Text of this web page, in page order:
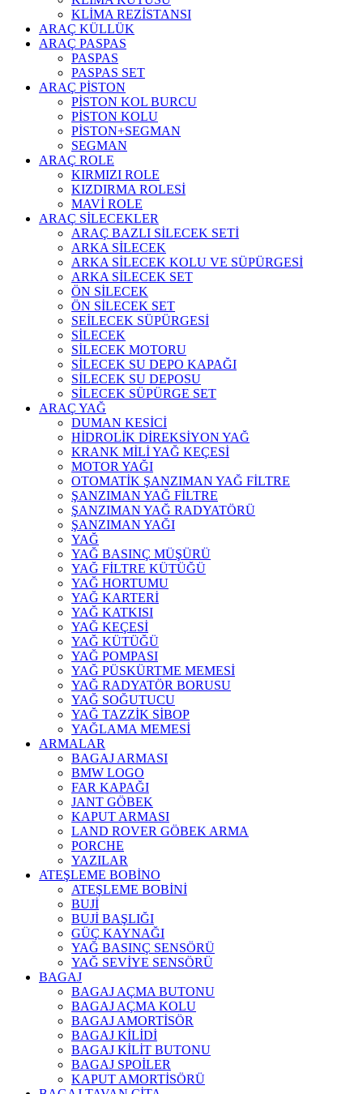
KLİMA REZİSTANSI
ARAÇ KÜLLÜK
ARAÇ PASPAS
PASPAS
PASPAS SET
ARAÇ PİSTON
PİSTON KOL BURCU
PİSTON KOLU
PİSTON+SEGMAN
SEGMAN
ARAÇ ROLE
KIRMIZI ROLE
KIZDIRMA ROLESİ
MAVİ ROLE
ARAÇ SİLECEKLER
ARAÇ BAZLI SİLECEK SETİ
ARKA SİLECEK
ARKA SİLECEK KOLU VE SÜPÜRGESİ
ARKA SİLECEK SET
ÖN SİLECEK
ÖN SİLECEK SET
SEİLECEK SÜPÜRGESİ
SİLECEK
SİLECEK MOTORU
SİLECEK SU DEPO KAPAĞI
SİLECEK SU DEPOSU
SİLECEK SÜPÜRGE SET
ARAÇ YAĞ
DUMAN KESİCİ
HİDROLİK DİREKSİYON YAĞ
KRANK MİLİ YAĞ KEÇESİ
MOTOR YAĞI
OTOMATİK ŞANZIMAN YAĞ FİLTRE
ŞANZIMAN YAĞ FİLTRE
ŞANZIMAN YAĞ RADYATÖRÜ
ŞANZIMAN YAĞI
YAĞ
YAĞ BASINÇ MÜŞÜRÜ
YAĞ FİLTRE KÜTÜĞÜ
YAĞ HORTUMU
YAĞ KARTERİ
YAĞ KATKISI
YAĞ KEÇESİ
YAĞ KÜTÜĞÜ
YAĞ POMPASI
YAĞ PÜSKÜRTME MEMESİ
YAĞ RADYATÖR BORUSU
YAĞ SOĞUTUCU
YAĞ TAZZİK SİBOP
YAĞLAMA MEMESİ
ARMALAR
BAGAJ ARMASI
BMW LOGO
FAR KAPAĞI
JANT GÖBEK
KAPUT ARMASI
LAND ROVER GÖBEK ARMA
PORCHE
YAZILAR
ATEŞLEME BOBİNO
ATEŞLEME BOBİNİ
BUJİ
BUJİ BAŞLIĞI
GÜÇ KAYNAĞI
YAĞ BASINÇ SENSÖRÜ
YAĞ SEVİYE SENSÖRÜ
BAGAJ
BAGAJ AÇMA BUTONU
BAGAJ AÇMA KOLU
BAGAJ AMORTİSÖR
BAGAJ KİLİDİ
BAGAJ KİLİT BUTONU
BAGAJ SPOİLER
KAPUT AMORTİSÖRÜ